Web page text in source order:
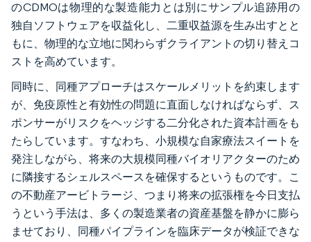
のCDMOは物理的な製造能力とは別にサンプル追跡用の
独自ソフトウェアを収益化し、二重収益源を生み出すとと
もに、物理的な立地に関わらずクライアントの切り替えコ
ストを高めています。
同時に、同種アプローチはスケールメリットを約束します
が、免疫原性と有効性の問題に直面しなければならず、ス
ポンサーがリスクをヘッジする二分化された資本計画をも
たらしています。すなわち、小規模な自家療法スイートを
発注しながら、将来の大規模同種バイオリアクターのため
に隣接するシェルスペースを確保するというものです。こ
の不動産アービトラージ、つまり将来の拡張権を今日支払
うという手法は、多くの製造業者の資産基盤を静かに膨ら
ませており、同種パイプラインを臨床データが検証できな